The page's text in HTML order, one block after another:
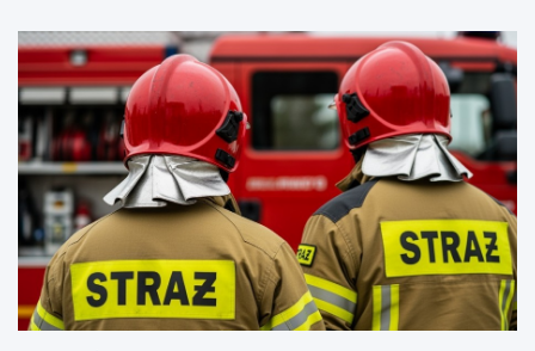
y
ż
s
z
ą
l
c
z
b
ą
a